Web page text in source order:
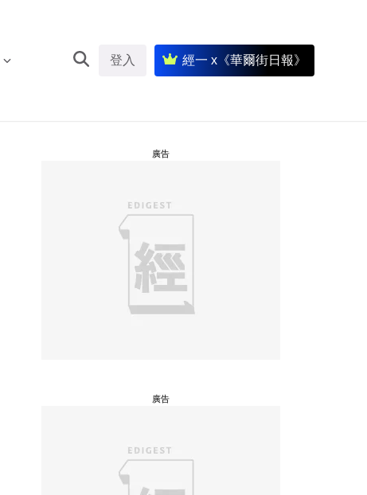
登入 經一 x《華爾街日報》
廣告
廣告